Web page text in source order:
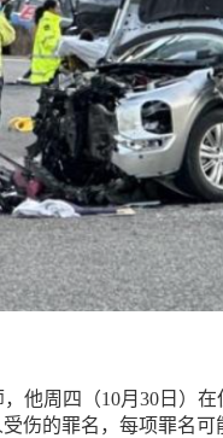
他周四（10月30日）在
伤的罪名，每项罪名可